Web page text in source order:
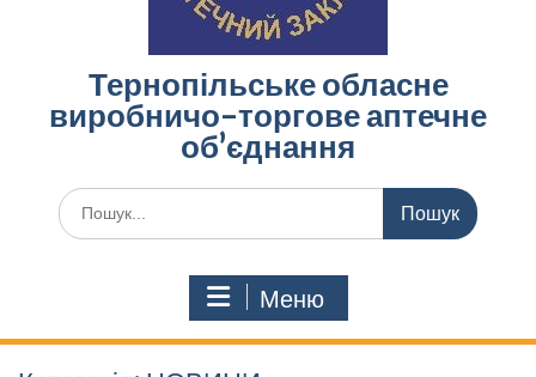
Тернопільське обласне
виробничо-торгове аптечне
об’єднання
Шукати:
Меню